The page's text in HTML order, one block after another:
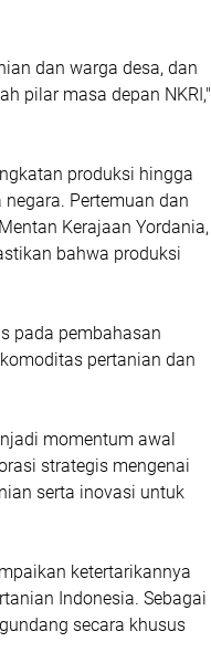
dan warga desa, dan
pilar masa depan NKRI,"
produksi hingga
Pertemuan dan
Kerajaan Yordania,
bahwa produksi
pada pembahasan
pertanian dan
momentum awal
strategis mengenai
serta inovasi untuk
ketertarikannya
Indonesia. Sebagai
secara khusus